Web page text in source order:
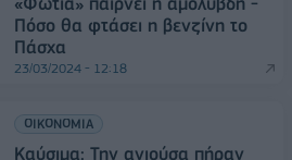
Πόσο θα φτάσει η βενζίνη το
Πάσχα
23/03/2024 - 12:18
ΟΙΚΟΝΟΜΙΑ
Καύσιμα: Την ανιούσα πήραν